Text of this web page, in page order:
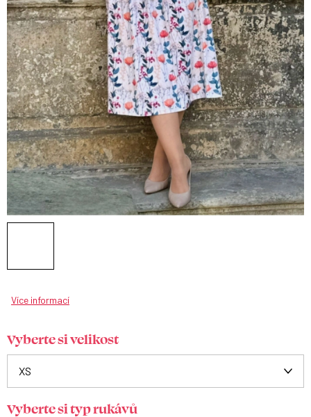
Více informací
Vyberte si velikost
Vyberte si typ rukávů